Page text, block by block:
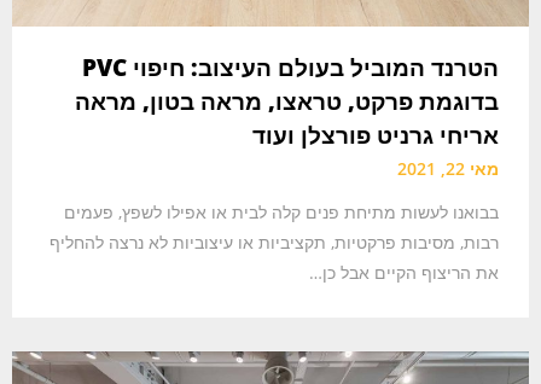
הטרנד המוביל בעולם העיצוב: חיפוי PVC
בדוגמת פרקט, טראצו, מראה בטון, מראה
אריחי גרניט פורצלן ועוד
מאי 22, 2021
בבואנו לעשות מתיחת פנים קלה לבית או אפילו לשפץ, פעמים
רבות, מסיבות פרקטיות, תקציביות או עיצוביות לא נרצה להחליף
את הריצוף הקיים אבל כן…